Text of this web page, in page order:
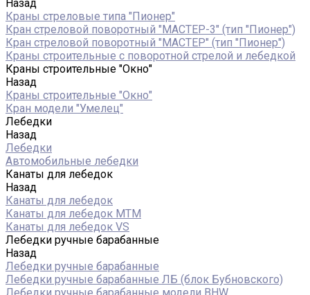
Назад
Краны стреловые типа "Пионер"
Кран стреловой поворотный "МАСТЕР-3" (тип "Пионер")
Кран стреловой поворотный "МАСТЕР" (тип "Пионер")
Краны строительные с поворотной стрелой и лебедкой
Краны строительные "Окно"
Назад
Краны строительные "Окно"
Кран модели "Умелец"
Лебедки
Назад
Лебедки
Автомобильные лебедки
Канаты для лебедок
Назад
Канаты для лебедок
Канаты для лебедок MTM
Канаты для лебедок VS
Лебедки ручные барабанные
Назад
Лебедки ручные барабанные
Лебедки ручные барабанные ЛБ (блок Бубновского)